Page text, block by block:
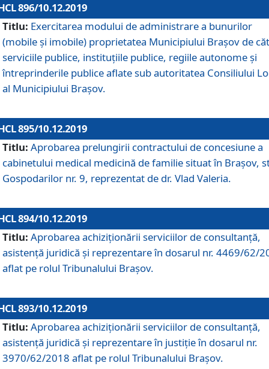
896/10.12.2019
Titlu: Exercitarea modului de administrare a bunurilor
(mobile și imobile) proprietatea Municipiului Brașov de
serviciile publice, instituțiile publice, regiile autonome și
întreprinderile publice aflate sub autoritatea Consiliului
al Municipiului Brașov.
895/10.12.2019
Titlu: Aprobarea prelungirii contractului de concesiune a
cabinetului medical medicină de familie situat în Braşov,
Gospodarilor nr. 9, reprezentat de dr. Vlad Valeria.
894/10.12.2019
Titlu: Aprobarea achiziţionării serviciilor de consultanţă,
asistenţă juridică şi reprezentare în dosarul nr. 4469/62/
aflat pe rolul Tribunalului Braşov.
893/10.12.2019
Titlu: Aprobarea achiziţionării serviciilor de consultanţă,
asistenţă juridică şi reprezentare în justiţie în dosarul nr.
3970/62/2018 aflat pe rolul Tribunalului Braşov.